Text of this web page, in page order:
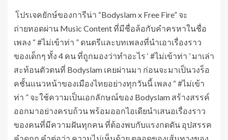
โปรเจคยักษ์ของการีน่า “Bodyslam x Free Fire” จะ
ถ่ายทอดผ่าน Music Content ที่มีชื่อล้อกับคำครหาในชื่อ
เพลง “ #ไม่เข้าท่า ” ดนตรีและบทเพลงที่นำเอาเรื่องราว
ของเด็กๆ ทั้ง 4 คน ที่ถูกมองว่าทำอะไร ‘ #ไม่เข้าท่า ’ มาเล่า
สะท้อนตัวตนที่ Bodyslam เคยผ่านมา ก่อนจะมาเป็นวงร็อ
คชั้นแนวหน้าของเมืองไทยอย่างทุกวันนี้ เพลง “ #ไม่เข้า
ท่า ” จะใช้ความเป็นเอกลักษณ์ของ Bodyslam สร้างสรรค์
ออกมาอย่างครบถ้วน พร้อมออกไอเดียนำเสนอเรื่องราว
ของคนที่มีความฝันทุกคน ที่ต้องพบกับแรงกดดัน อุปสรรค